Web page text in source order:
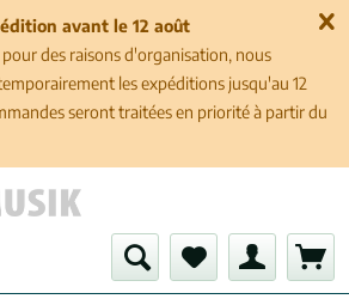
avant le 12 août
pour des raisons d'organisation, nous
les expéditions jusqu'au 12
seront traitées en priorité à partir du